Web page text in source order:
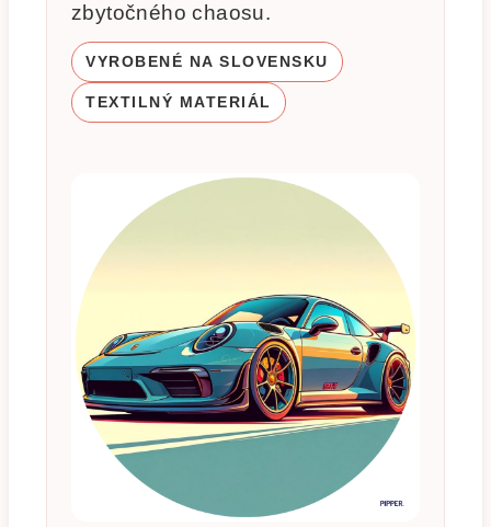
zbytočného chaosu.
VYROBENÉ NA SLOVENSKU
TEXTILNÝ MATERIÁL